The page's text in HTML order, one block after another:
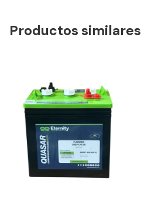
Productos similares